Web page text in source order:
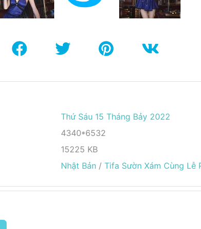
Thứ Sáu 15 Tháng Bảy 2022
4340*6532
15225 KB
Nhật Bản / Tifa Sườn Xám Cùng Lễ